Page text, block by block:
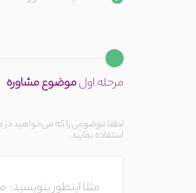
مرحله اولموضوع مشاوره
لطفا موضوعی را که می‌خواهید در
استفاده نمایید.